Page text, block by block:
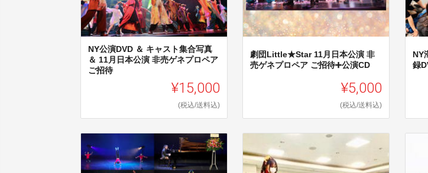
NY公演DVD ＆ キャスト集合写真
＆ 11月日本公演 非売ゲネプロペア
ご招待
¥15,000
(税込/送料込)
劇団Little★Star 11月日本公演 非
売ゲネプロペア ご招待➕公演CD
¥5,000
(税込/送料込)
NY
録